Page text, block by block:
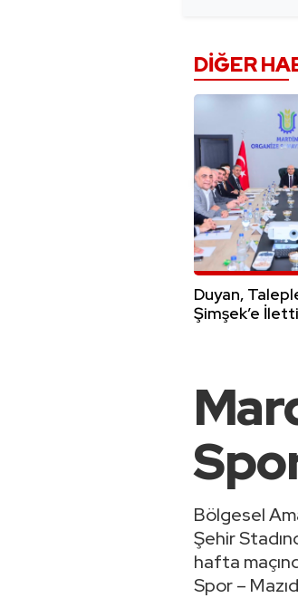
DIĞER
Duyan,
Şimşek’e İletti
Bölgesel
Şehir
hafta
Spor –